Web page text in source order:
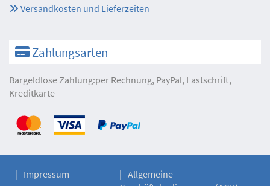
Versandkosten und Lieferzeiten
Zahlungsarten
Bargeldlose Zahlung:per Rechnung, PayPal, Lastschrift,
Kreditkarte
Impressum
Allgemeine